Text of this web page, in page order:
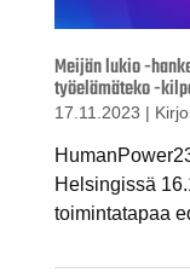
Meijän lukio -
työelämäteko -
17.11.2023 |
Helsingissä
toimintatapaa